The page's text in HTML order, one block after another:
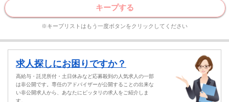
キープする
※キープリストはもう一度ボタンをクリックしてください
求人探しにお困りですか？
高給与・託児所付・土日休みなど応募殺到の人気求人の一部
は非公開です。専任のアドバイザーが公開することの出来な
い非公開求人から、あなたにピッタリの求人をご紹介しま
す。